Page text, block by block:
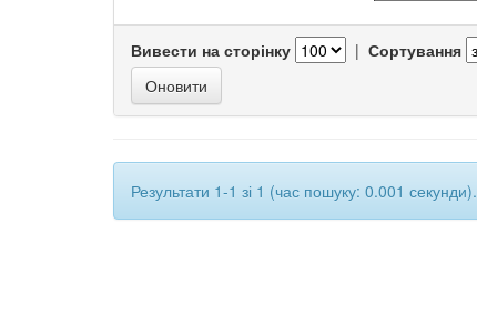
Вивести на сторінку | Сортування
Результати 1-1 зі 1 (час пошуку: 0.001 секунди).